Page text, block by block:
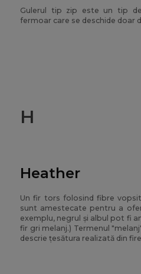
Gulerul tip zip este un tip
fermoar care se deschide doar
H
Heather
Un fir tors folosind fibre
sunt amestecate pentru a
exemplu, negrul și albul pot fi
fir gri melanj.) Termenul
descrie țesătura realizată din